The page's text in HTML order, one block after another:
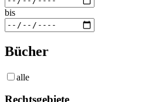
bis
Bücher
alle